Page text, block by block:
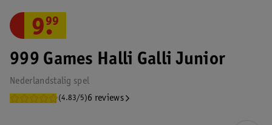
999 Games Halli Galli Junior
Nederlandstalig spel
(4.83/5)6 reviews
9.
99